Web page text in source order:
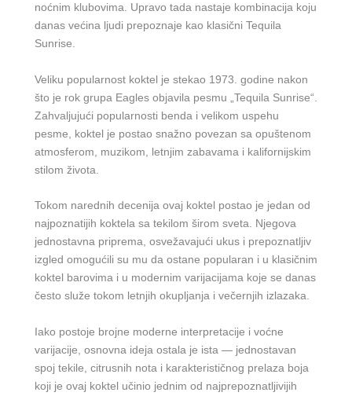
noćnim klubovima. Upravo tada nastaje kombinacija koju
danas većina ljudi prepoznaje kao klasični Tequila
Sunrise.
Veliku popularnost koktel je stekao 1973. godine nakon
što je rok grupa Eagles objavila pesmu „Tequila Sunrise“.
Zahvaljujući popularnosti benda i velikom uspehu
pesme, koktel je postao snažno povezan sa opuštenom
atmosferom, muzikom, letnjim zabavama i kalifornijskim
stilom života.
Tokom narednih decenija ovaj koktel postao je jedan od
najpoznatijih koktela sa tekilom širom sveta. Njegova
jednostavna priprema, osvežavajući ukus i prepoznatljiv
izgled omogućili su mu da ostane popularan i u klasičnim
koktel barovima i u modernim varijacijama koje se danas
često služe tokom letnjih okupljanja i večernjih izlazaka.
Iako postoje brojne moderne interpretacije i voćne
varijacije, osnovna ideja ostala je ista — jednostavan
spoj tekile, citrusnih nota i karakterističnog prelaza boja
koji je ovaj koktel učinio jednim od najprepoznatljivijih